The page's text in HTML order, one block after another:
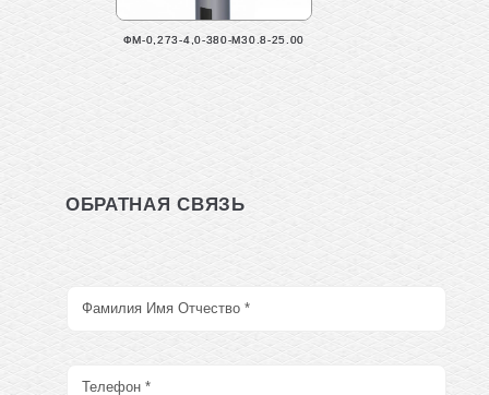
ФМ-0,273-4,0-380-М30.8-25.00
ОБРАТНАЯ СВЯЗЬ